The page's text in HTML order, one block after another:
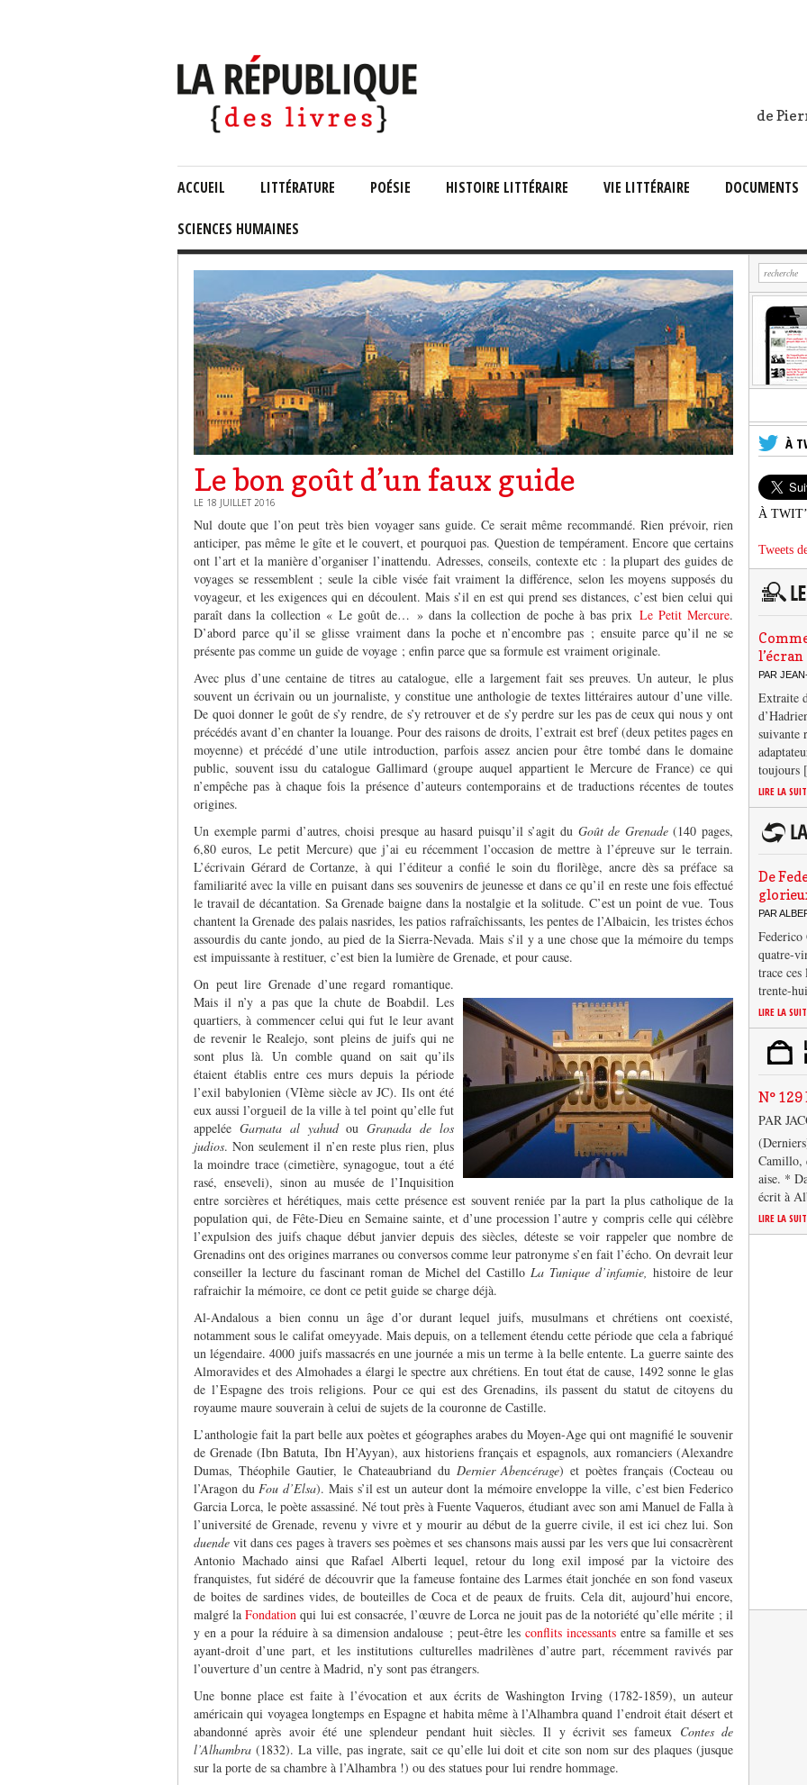
de
ACCUEIL LITTÉRATURE POÉSIE HISTOIRE LITTÉRAIRE VIE LITTÉRAIRE DOCUMENTS
SCIENCES HUMAINES
Le bon goût d’un faux guide
LE 18 JUILLET 2016
Nul doute que l’on peut très bien voyager sans guide. Ce serait même recommandé. Rien prévoir, rien
anticiper, pas même le gîte et le couvert, et pourquoi pas. Question de tempérament. Encore que certains
ont l’art et la manière d’organiser l’inattendu. Adresses, conseils, contexte etc : la plupart des guides de
voyages se ressemblent ; seule la cible visée fait vraiment la différence, selon les moyens supposés du
voyageur, et les exigences qui en découlent. Mais s’il en est qui prend ses distances, c’est bien celui qui
paraît dans la collection « Le goût de… » dans la collection de poche à bas prix Le Petit Mercure.
D’abord parce qu’il se glisse vraiment dans la poche et n’encombre pas ; ensuite parce qu’il ne se
présente pas comme un guide de voyage ; enfin parce que sa formule est vraiment originale.
Avec plus d’une centaine de titres au catalogue, elle a largement fait ses preuves. Un auteur, le plus
souvent un écrivain ou un journaliste, y constitue une anthologie de textes littéraires autour d’une ville.
De quoi donner le goût de s’y rendre, de s’y retrouver et de s’y perdre sur les pas de ceux qui nous y ont
précédés avant d’en chanter la louange. Pour des raisons de droits, l’extrait est bref (deux petites pages en
moyenne) et précédé d’une utile introduction, parfois assez ancien pour être tombé dans le domaine
public, souvent issu du catalogue Gallimard (groupe auquel appartient le Mercure de France) ce qui
n’empêche pas à chaque fois la présence d’auteurs contemporains et de traductions récentes de toutes
origines.
Un exemple parmi d’autres, choisi presque au hasard puisqu’il s’agit du Goût de Grenade(140 pages,
6,80 euros, Le petit Mercure) que j’ai eu récemment l’occasion de mettre à l’épreuve sur le terrain.
L’écrivain Gérard de Cortanze, à qui l’éditeur a confié le soin du florilège, ancre dès sa préface sa
familiarité avec la ville en puisant dans ses souvenirs de jeunesse et dans ce qu’il en reste une fois effectué
le travail de décantation. Sa Grenade baigne dans la nostalgie et la solitude. C’est un point de vue. Tous
chantent la Grenade des palais nasrides, les patios rafraîchissants, les pentes de l’Albaicin, les tristes échos
assourdis du cante jondo, au pied de la Sierra-Nevada. Mais s’il y a une chose que la mémoire du temps
est impuissante à restituer, c’est bien la lumière de Grenade, et pour cause.
On peut lire Grenade d’une regard romantique.
Mais il n’y a pas que la chute de Boabdil. Les
quartiers, à commencer celui qui fut le leur avant
de revenir le Realejo, sont pleins de juifs qui ne
sont plus là. Un comble quand on sait qu’ils
étaient établis entre ces murs depuis la période
l’exil babylonien (VIème siècle av JC). Ils ont été
eux aussi l’orgueil de la ville à tel point qu’elle fut
appelée Garnata al yahudouGranada de los
judios. Non seulement il n’en reste plus rien, plus
la moindre trace (cimetière, synagogue, tout a été
rasé, enseveli), sinon au musée de l’Inquisition
entre sorcières et hérétiques, mais cette présence est souvent reniée par la part la plus catholique de la
population qui, de Fête-Dieu en Semaine sainte, et d’une procession l’autre y compris celle qui célèbre
l’expulsion des juifs chaque début janvier depuis des siècles, déteste se voir rappeler que nombre de
Grenadins ont des origines marranes ou conversos comme leur patronyme s’en fait l’écho. On devrait leur
conseiller la lecture du fascinant roman de Michel del Castillo La Tunique d’infamie, histoire de leur
rafraichir la mémoire, ce dont ce petit guide se charge déjà.
Al-Andalous a bien connu un âge d’or durant lequel juifs, musulmans et chrétiens ont coexisté,
notamment sous le califat omeyyade. Mais depuis, on a tellement étendu cette période que cela a fabriqué
un légendaire. 4000 juifs massacrés en une journée a mis un terme à la belle entente. La guerre sainte des
Almoravides et des Almohades a élargi le spectre aux chrétiens. En tout état de cause, 1492 sonne le glas
de l’Espagne des trois religions. Pour ce qui est des Grenadins, ils passent du statut de citoyens du
royaume maure souverain à celui de sujets de la couronne de Castille.
L’anthologie fait la part belle aux poètes et géographes arabes du Moyen-Age qui ont magnifié le souvenir
de Grenade (Ibn Batuta, Ibn H’Ayyan), aux historiens français et espagnols, aux romanciers (Alexandre
Dumas, Théophile Gautier, le Chateaubriand du Dernier Abencérage) et poètes français (Cocteau ou
l’Aragon duFou d’Elsa). Mais s’il est un auteur dont la mémoire enveloppe la ville, c’est bien Federico
Garcia Lorca, le poète assassiné. Né tout près à Fuente Vaqueros, étudiant avec son ami Manuel de Falla à
l’université de Grenade, revenu y vivre et y mourir au début de la guerre civile, il est ici chez lui. Son
duende vit dans ces pages à travers ses poèmes et ses chansons mais aussi par les vers que lui consacrèrent
Antonio Machado ainsi que Rafael Alberti lequel, retour du long exil imposé par la victoire des
franquistes, fut sidéré de découvrir que la fameuse fontaine des Larmes était jonchée en son fond vaseux
de boites de sardines vides, de bouteilles de Coca et de peaux de fruits. Cela dit, aujourd’hui encore,
malgré laFondation qui lui est consacrée, l’œuvre de Lorca ne jouit pas de la notoriété qu’elle mérite ; il
y en a pour la réduire à sa dimension andalouse ; peut-être les conflits incessants entre sa famille et ses
ayant-droit d’une part, et les institutions culturelles madrilènes d’autre part, récemment ravivés par
l’ouverture d’un centre à Madrid, n’y sont pas étrangers.
Une bonne place est faite à l’évocation et aux écrits de Washington Irving (1782-1859), un auteur
américain qui voyagea longtemps en Espagne et habita même à l’Alhambra quand l’endroit était désert et
abandonné après avoir été une splendeur pendant huit siècles. Il y écrivit ses fameux Contes de
l’Alhambra (1832). La ville, pas ingrate, sait ce qu’elle lui doit et cite son nom sur des plaques (jusque
sur la porte de sa chambre à l’Alhambra !) ou des statues pour lui rendre hommage.
À
À
Tweets
l’écran
PAR
Extraite
suivante
LIRE LA
De
PAR
quatre-
trace
trente-
LIRE LA
N°
PAR
Camillo,
aise. *
écrit à
LIRE LA